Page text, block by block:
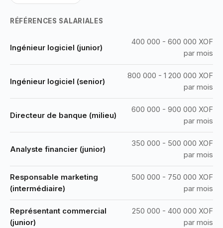
RÉFÉRENCES SALARIALES
Ingénieur logiciel (junior)
400 000 - 600 000 XOF
par mois
Ingénieur logiciel (senior)
800 000 - 1 200 000 XOF
par mois
Directeur de banque (milieu)
600 000 - 900 000 XOF
par mois
Analyste financier (junior)
350 000 - 500 000 XOF
par mois
Responsable marketing
(intermédiaire)
500 000 - 750 000 XOF
par mois
Représentant commercial
(junior)
250 000 - 400 000 XOF
par mois